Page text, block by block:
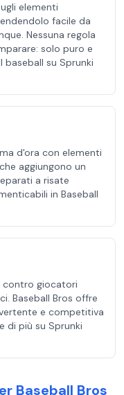
elementi
facile da
Nessuna regola
solo puro e
su Sprunki
d'ora con elementi
aggiungono un
a risate
in Baseball
contro giocatori
Baseball Bros offre
e competitiva
di più su Sprunki
Baseball Bros